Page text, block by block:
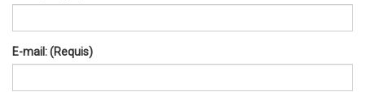
E-mail: (Requis)